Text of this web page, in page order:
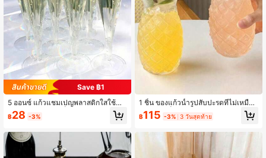
Save ฿1
5 ออนซ์ แก้วแชมเปญพลาสติกใสใช้ซ้ำ
ได้, ก้านยาว, แก้วค็อกเทลสำหรับงานแ
ต่งงานสำหรับเครื่องดื่ม, ของขวัญสำหรั
านแต่งงาน, วันวาเลนไทน์, วันแม่, ปาร์
ตี้, กลางแจ้ง, แคมป์ปิ้ง
฿28 -3%
1 ชิ้น ของแก้วน้ำรูปสับปะรดที่ไม่เหมือน
ใคร, แก้วค็อกเทล, แก้วไวน์แดง, แก้ว
น้ำผลไม้, แก้วเครื่องดื่มสับปะรด, แก้วก
องดื่มไฮดรอลิก, ค็อกเทล, แก้วสับปะรด,
แก้วไวน์, แก้วใส ทำจากวัสดุแก้วคุณภ
าพสูง มีดีไซน์ความจุขนาดใหญ่ และเป็
฿115 -3% 3 วันสุดท้าย